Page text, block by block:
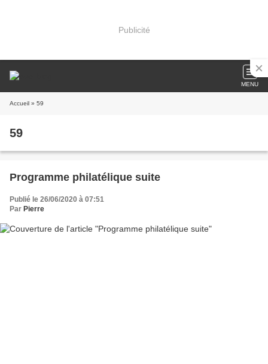
Publicité
MENU
Accueil » 59
59
Programme philatélique suite
Publié le 26/06/2020 à 07:51
Par Pierre